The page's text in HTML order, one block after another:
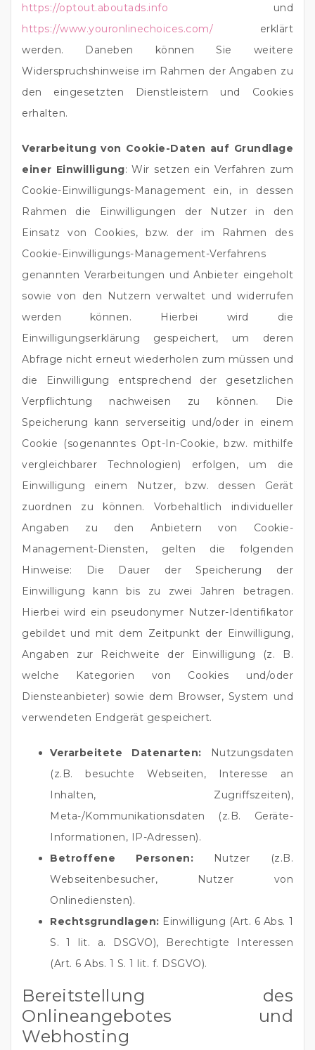
https://optout.aboutads.info und
https://www.youronlinechoices.com/ erklärt
werden. Daneben können Sie weitere
Widerspruchshinweise im Rahmen der Angaben zu
den eingesetzten Dienstleistern und Cookies
erhalten.
Verarbeitung von Cookie-Daten auf Grundlage
einer Einwilligung: Wir setzen ein Verfahren zum
Cookie-Einwilligungs-Management ein, in dessen
Rahmen die Einwilligungen der Nutzer in den
Einsatz von Cookies, bzw. der im Rahmen des
Cookie-Einwilligungs-Management-Verfahrens
genannten Verarbeitungen und Anbieter eingeholt
sowie von den Nutzern verwaltet und widerrufen
werden können. Hierbei wird die
Einwilligungserklärung gespeichert, um deren
Abfrage nicht erneut wiederholen zum müssen und
die Einwilligung entsprechend der gesetzlichen
Verpflichtung nachweisen zu können. Die
Speicherung kann serverseitig und/oder in einem
Cookie (sogenanntes Opt-In-Cookie, bzw. mithilfe
vergleichbarer Technologien) erfolgen, um die
Einwilligung einem Nutzer, bzw. dessen Gerät
zuordnen zu können. Vorbehaltlich individueller
Angaben zu den Anbietern von Cookie-
Management-Diensten, gelten die folgenden
Hinweise: Die Dauer der Speicherung der
Einwilligung kann bis zu zwei Jahren betragen.
Hierbei wird ein pseudonymer Nutzer-Identifikator
gebildet und mit dem Zeitpunkt der Einwilligung,
Angaben zur Reichweite der Einwilligung (z. B.
welche Kategorien von Cookies und/oder
Diensteanbieter) sowie dem Browser, System und
verwendeten Endgerät gespeichert.
Verarbeitete Datenarten: Nutzungsdaten
(z.B. besuchte Webseiten, Interesse an
Inhalten, Zugriffszeiten),
Meta-/Kommunikationsdaten (z.B. Geräte-
Informationen, IP-Adressen).
Betroffene Personen: Nutzer (z.B.
Webseitenbesucher, Nutzer von
Onlinediensten).
Rechtsgrundlagen: Einwilligung (Art. 6 Abs. 1
S. 1 lit. a. DSGVO), Berechtigte Interessen
(Art. 6 Abs. 1 S. 1 lit. f. DSGVO).
Bereitstellung des
Onlineangebotes und
Webhosting